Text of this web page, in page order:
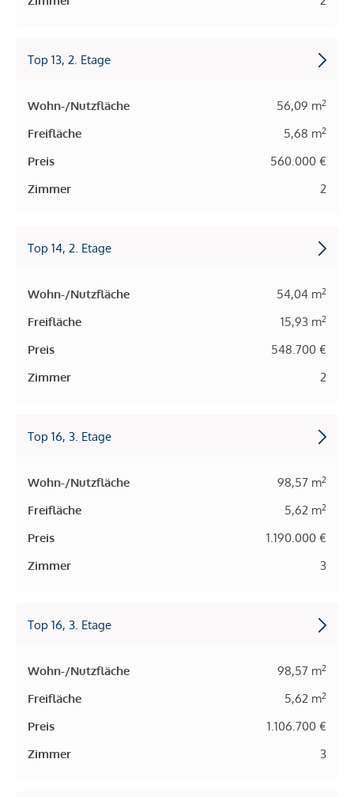
Top 13, 2. Etage
Wohn-/Nutzfläche 56,09 m2
Freifläche 5,68 m2
Preis
560.000 €
Zimmer
2
Top 14, 2. Etage
Wohn-/Nutzfläche 54,04 m2
Freifläche 15,93 m2
Preis
548.700 €
Zimmer
2
Top 16, 3. Etage
Wohn-/Nutzfläche 98,57 m2
Freifläche 5,62 m2
Preis
1.190.000 €
Zimmer
3
Top 16, 3. Etage
Wohn-/Nutzfläche 98,57 m2
Freifläche 5,62 m2
Preis
1.106.700 €
Zimmer
3